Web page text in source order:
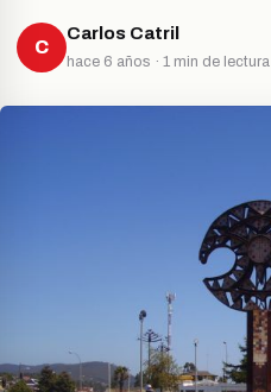
C
Carlos Catril
hace 6 años · 1 min de lectura